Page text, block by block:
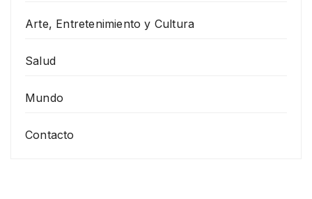
Arte, Entretenimiento y Cultura
Salud
Mundo
Contacto